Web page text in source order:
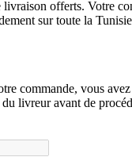
offerts. Votre
sur toute la
commande, vous
livreur avant de